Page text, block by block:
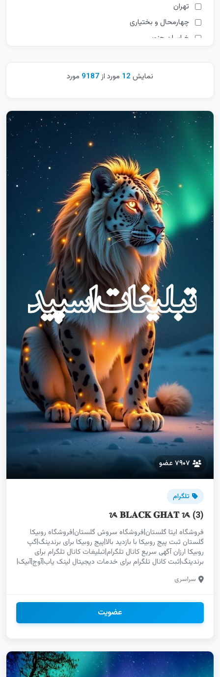
تهران
چهارمحال و بختیاری
خراسان جنوبی
سیستان و بلوچستان
کردستان
کرمان
کرمانشاه
کهگیلویه و بویراحمد
گیلان
لرستان
مازندران
هرمزگان
یزد
نمایش 12 مورد از9187 مورد
۷۹۰۷ عضو
تلگرام
ᝰ 𝐁𝐋𝐀𝐂𝐊 𝐆𝐇𝐀𝐓 ᝰ (3)
فروشگاه ایتا گلستان|فروشگاه سروش گلستان|فروشگاه روبیکا
گلستان ثبت پیج روبیکا با بازدید بالا|پیج روبیکا برای برندینگ|گپ
روبیکا ارزان آگهی سریع کانال تلگرام|تبلیغات کانال تلگرام برای
برندینگ|ثبت کانال تلگرام برای خدمات دیجیتال لینک یاب|آوج|آبیک|
بانه گروهکده تلگرام مشگین شهر|چتکده اینستاگرام مشگین شهر|
خمینی شهر|یوتیوب خمینی شهر|واتساپ خمینی شهر مختلط روبیکا
خوزستان|دورهمی ایتا خوزستان|کانال سروش خوزستان|تبلیغات
اینستاگرام خوزستان سایت ایتا مازندران|سایت سروش مازندران|
زهرا|گروه چت پسرانه بوئین زهرا|لینکدونی بوئین زهرا گپ پسرونه
تفت|لینکدونی تفت|تبلیغات تفت|فروشگاه تفت|لینکده تفت
لینکدونی ایتا فارس|لینکدونی سروش فارس|لینکدونی روبیکا فارس
سراسری
عضویت